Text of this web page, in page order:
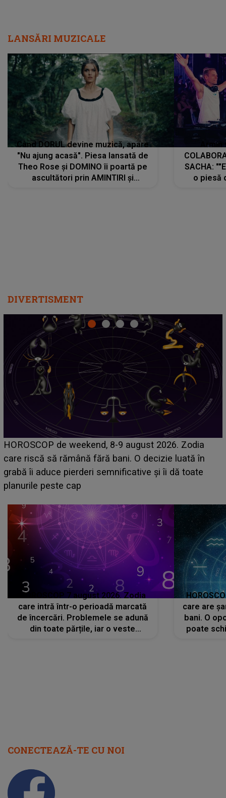
LANSĂRI MUZICALE
Când DORUL devine muzică, apare
"Nu ajung acasă". Piesa lansată de
Theo Rose și DOMINO îi poartă pe
ascultători prin AMINTIRI și
SACHA:
o piesă
DIVERTISMENT
în
Emanuel a ținut ACEST DETALIU ASCUNS până
acum! În fața Alexandrei, concurentul din Casa
face o MĂRTURISIRE NEAȘTEPTATĂ despre
sa: "I-am spus și ei în față, eu nu te iubesc
HOROSCOP 7 august 2026. Zodia
care intră într-o perioadă marcată
de încercări. Problemele se adună
din toate părțile, iar o veste
care are
bani. O
poate
CONECTEAZĂ-TE CU NOI